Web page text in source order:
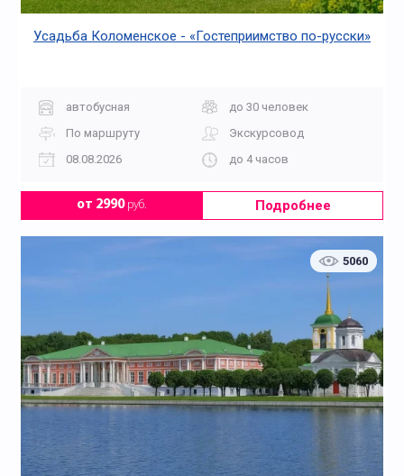
Усадьба Коломенское - «Гостеприимство по-русски»
автобусная
до 30 человек
По маршруту
Экскурсовод
08.08.2026
до 4 часов
от 2990руб. Подробнее
5060